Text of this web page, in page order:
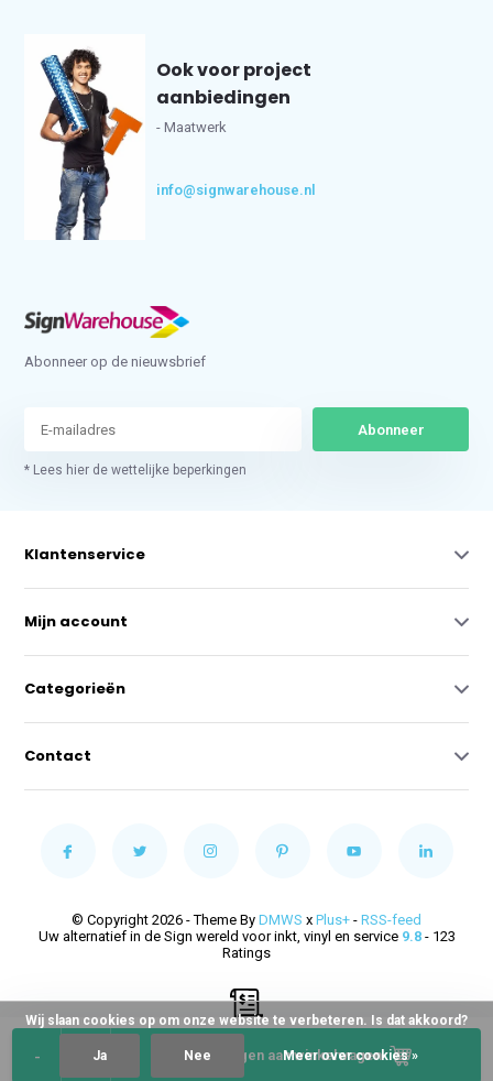
- Toevoegen aan winkelwagen
Ook voor project
aanbiedingen
- Maatwerk
info@signwarehouse.nl
Abonneer op de nieuwsbrief
Abonneer
* Lees hier de wettelijke beperkingen
Klantenservice
Mijn account
Categorieën
Contact
© Copyright 2026 - Theme By DMWS x Plus+ - RSS-feed
Uw alternatief in de Sign wereld voor inkt, vinyl en service 9.8- 123
Ratings
Wij slaan cookies op om onze website te verbeteren. Is dat akkoord?
Ja Nee Meer over cookies »